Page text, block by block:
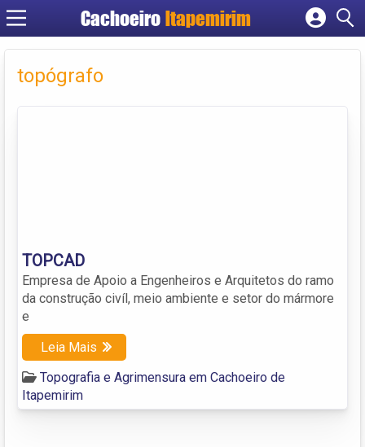
Cachoeiro Itapemirim
Cadastrar empresa
topógrafo
TOPCAD
Empresa de Apoio a Engenheiros e Arquitetos do ramo
da construção civíl, meio ambiente e setor do mármore
e
Leia Mais
Topografia e Agrimensura em Cachoeiro de
Itapemirim